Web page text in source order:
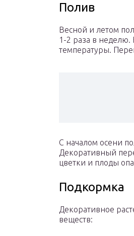
Полив
Весной и летом
1-2 раза в неделю.
температуры.
С началом осени
Декоративный
цветки и плоды
Подкормка
Декоративное
веществ: